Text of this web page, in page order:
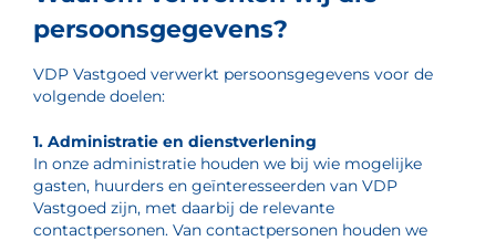
persoonsgegevens?
VDP Vastgoed verwerkt persoonsgegevens voor de
volgende doelen:
1. Administratie en dienstverlening
In onze administratie houden we bij wie mogelijke
gasten, huurders en geïnteresseerden van VDP
Vastgoed zijn, met daarbij de relevante
contactpersonen. Van contactpersonen houden we